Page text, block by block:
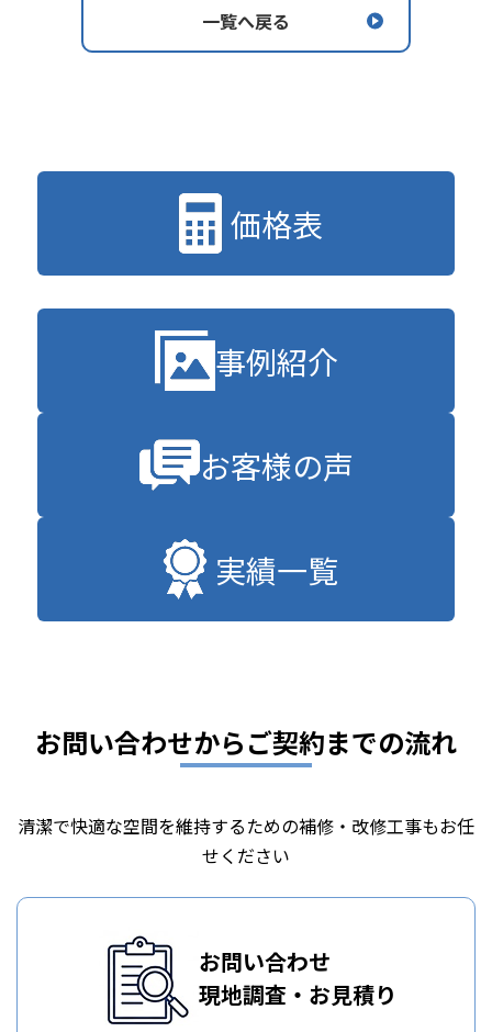
一覧へ戻る
価格表
事例紹介
お客様の声
実績一覧
お問い合わせからご契約までの流れ
清潔で快適な空間を維持するための補修・改修工事もお任
せください
お問い合わせ
現地調査・お見積り